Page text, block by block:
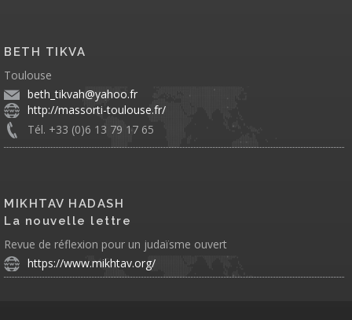
BETH TIKVA
Toulouse
beth_tikvah@yahoo.fr
http://massorti-toulouse.fr/
Tél. +33 (0)6 13 79 17 65
MIKHTAV HADASH
La nouvelle lettre
Revue de réflexion pour un judaïsme ouvert
https://www.mikhtav.org/